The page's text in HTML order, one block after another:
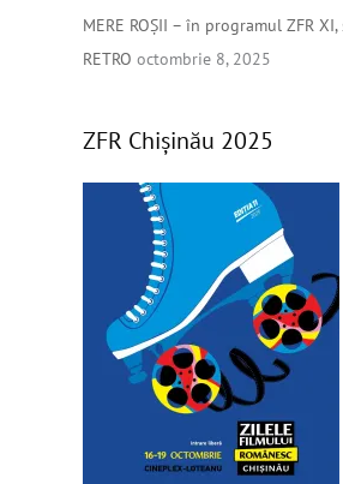
MERE ROȘII – în programul ZFR
RETRO octombrie 8, 2025
ZFR Chișinău 2025